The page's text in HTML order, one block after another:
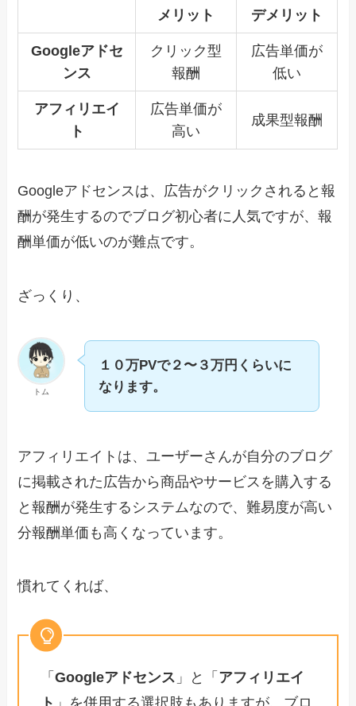
メリット デメリット
Googleアドセ
ンス
クリック型
報酬
広告単価が
低い
アフィリエイ
ト
広告単価が
高い
成果型報酬
Googleアドセンスは、広告がクリックされると報
酬が発生するのでブログ初心者に人気ですが、報
酬単価が低いのが難点です。
ざっくり、
トム
１０万PVで２〜３万円くらいに
なります。
アフィリエイトは、ユーザーさんが自分のブログ
に掲載された広告から商品やサービスを購入する
と報酬が発生するシステムなので、難易度が高い
分報酬単価も高くなっています。
慣れてくれば、
「Googleアドセンス 」と「 アフィリエイ
ト 」を併用する選択肢もありますが、ブロ